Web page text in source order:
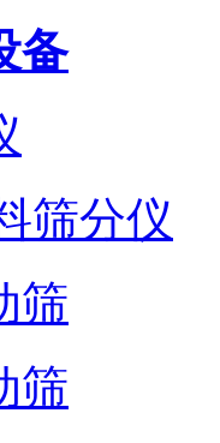
备
筛分仪
筛
筛